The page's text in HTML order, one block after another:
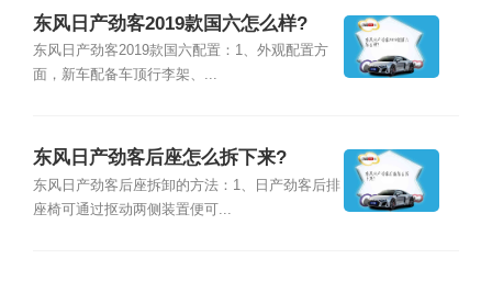
东风日产劲客2019款国六怎么样?
东风日产劲客2019款国六配置：1、外观配置方
面，新车配备车顶行李架、...
东风日产劲客后座怎么拆下来?
东风日产劲客后座拆卸的方法：1、日产劲客后排
座椅可通过抠动两侧装置便可...